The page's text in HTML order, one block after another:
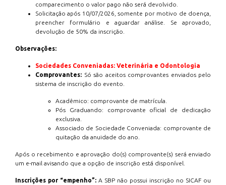
comparecimento o valor pago não será devolvido.
Solicitação após 10/07/2026, somente por motivo de doença,
preencher formulário e aguardar análise. Se aprovado,
devolução de 50% da inscrição.
Observações:
Sociedades Conveniadas: Veterinária e Odontologia
Comprovantes: Só são aceitos comprovantes enviados pelo
sistema de inscrição do evento.
Acadêmico: comprovante de matrícula.
Pós Graduando: comprovante oficial de dedicação
exclusiva.
Associado de Sociedade Conveniada: comprovante de
quitação da anuidade do ano.
Após o recebimento e aprovação do(s) comprovante(s) será enviado
um e-mail avisando que a opção de inscrição está disponível.
Inscrições por “empenho”: A SBP não possui inscrição no SICAF ou